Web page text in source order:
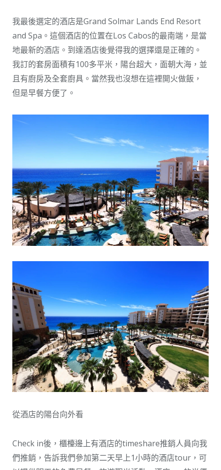
我最後選定的酒店是Grand Solmar Lands End Resort
and Spa。這個酒店的位置在Los Cabos的最南端，是當
地最新的酒店。到達酒店後覺得我的選擇還是正確的。
我訂的套房面積有100多平米，陽台超大，面朝大海，並
且有廚房及全套廚具。當然我也沒想在這裡開火做飯，
但是早餐方便了。
從酒店的陽台向外看
Check in後，櫃檯邊上有酒店的timeshare推銷人員向我
們推銷，告訴我們參加第二天早上1小時的酒店tour，可